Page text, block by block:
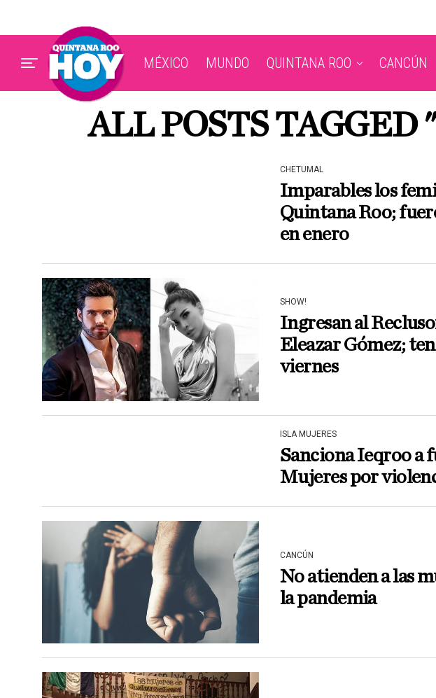
MÉXICO MUNDO QUINTANA ROO CANCÚN
ALL POSTS
CHETUMAL
Imparables los
Quintana Roo;
en enero
SHOW!
Ingresan al
Eleazar Gómez;
viernes
ISLA MUJERES
Sanciona Ieqroo a
Mujeres por
CANCÚN
No atienden a las
la pandemia